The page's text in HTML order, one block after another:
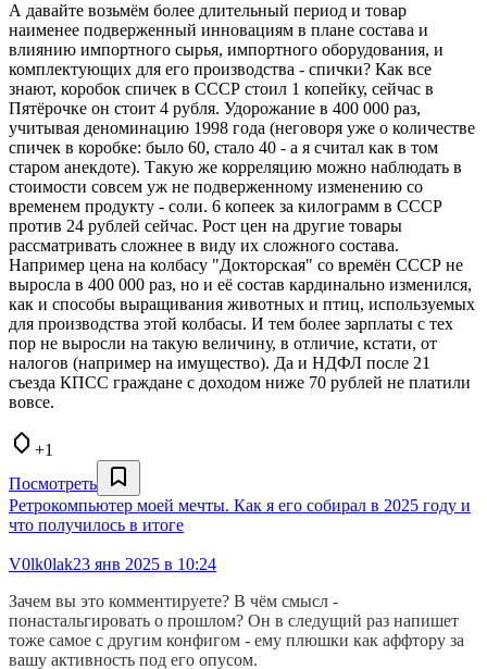
А давайте возьмём более длительный период и товар
наименее подверженный инновациям в плане состава и
влиянию импортного сырья, импортного оборудования, и
комплектующих для его производства - спички? Как все
знают, коробок спичек в СССР стоил 1 копейку, сейчас в
Пятёрочке он стоит 4 рубля. Удорожание в 400 000 раз,
учитывая деноминацию 1998 года (неговоря уже о количестве
спичек в коробке: было 60, стало 40 - а я считал как в том
старом анекдоте). Такую же корреляцию можно наблюдать в
стоимости совсем уж не подверженному изменению со
временем продукту - соли. 6 копеек за килограмм в СССР
против 24 рублей сейчас. Рост цен на другие товары
рассматривать сложнее в виду их сложного состава.
Например цена на колбасу "Докторская" со времён СССР не
выросла в 400 000 раз, но и её состав кардинально изменился,
как и способы выращивания животных и птиц, используемых
для производства этой колбасы. И тем более зарплаты с тех
пор не выросли на такую величину, в отличие, кстати, от
налогов (например на имущество). Да и НДФЛ после 21
съезда КПСС граждане с доходом ниже 70 рублей не платили
вовсе.
+1
Посмотреть
Ретрокомпьютер моей мечты. Как я его собирал в 2025 году и
что получилось в итоге
V0lk0lak23 янв 2025 в 10:24
Зачем вы это комментируете? В чём смысл -
понастальгировать о прошлом? Он в следущий раз напишет
тоже самое с другим конфигом - ему плюшки как аффтору за
вашу активность под его опусом.